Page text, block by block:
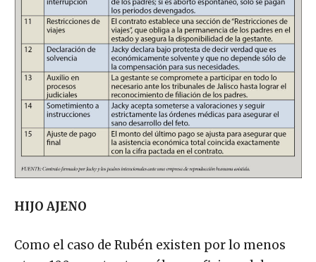
HIJO AJENO
Como el caso de Rubén existen por lo menos